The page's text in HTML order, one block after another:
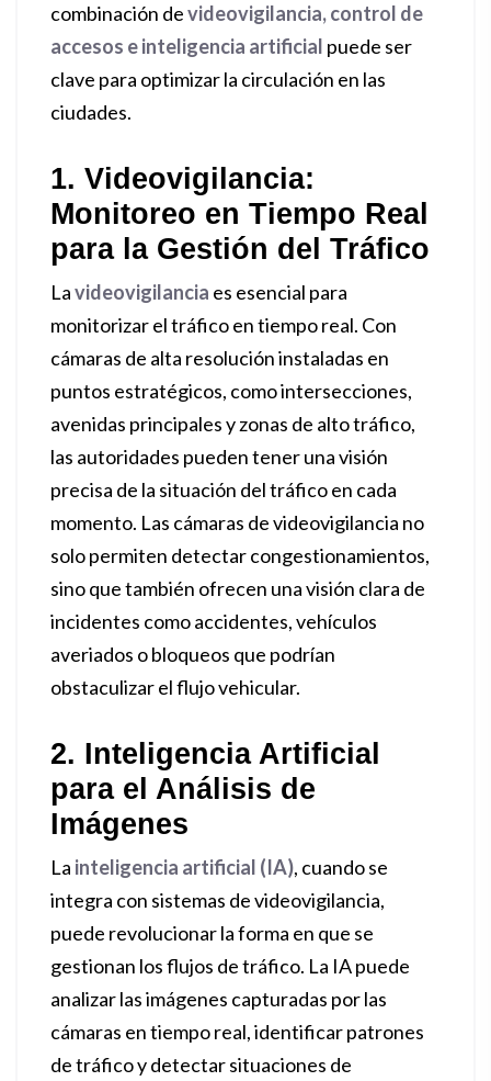
combinación devideovigilancia, control de
accesos e inteligencia artificial puede ser
clave para optimizar la circulación en las
ciudades.
1. Videovigilancia:
Monitoreo en Tiempo Real
para la Gestión del Tráfico
Lavideovigilancia es esencial para
monitorizar el tráfico en tiempo real. Con
cámaras de alta resolución instaladas en
puntos estratégicos, como intersecciones,
avenidas principales y zonas de alto tráfico,
las autoridades pueden tener una visión
precisa de la situación del tráfico en cada
momento. Las cámaras de videovigilancia no
solo permiten detectar congestionamientos,
sino que también ofrecen una visión clara de
incidentes como accidentes, vehículos
averiados o bloqueos que podrían
obstaculizar el flujo vehicular.
2. Inteligencia Artificial
para el Análisis de
Imágenes
La inteligencia artificial (IA), cuando se
integra con sistemas de videovigilancia,
puede revolucionar la forma en que se
gestionan los flujos de tráfico. La IA puede
analizar las imágenes capturadas por las
cámaras en tiempo real, identificar patrones
de tráfico y detectar situaciones de